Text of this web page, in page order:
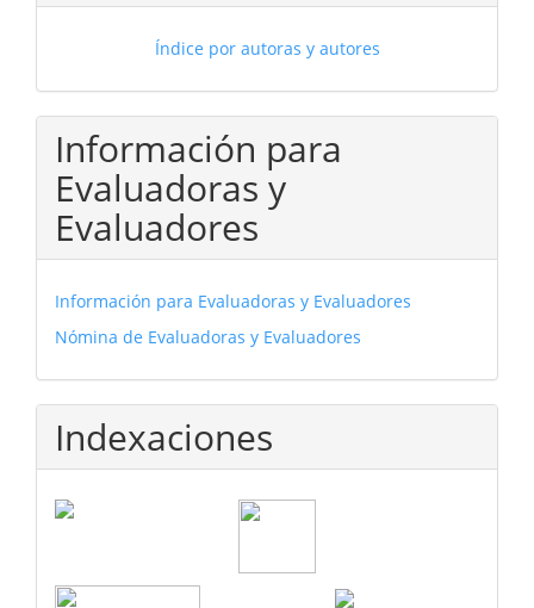
Índice por autoras y autores
Información para
Evaluadoras y
Evaluadores
Información para Evaluadoras y Evaluadores
Nómina de Evaluadoras y Evaluadores
Indexaciones